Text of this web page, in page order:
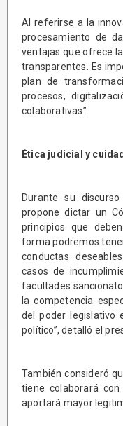
Al referirse a la
procesamiento de
ventajas que ofrece
transparentes. Es
plan de
procesos,
colaborativas”.
Ética judicial y
Durante su
propone dictar un
principios que
forma podremos
conductas
casos de
facultades
la competencia
del poder legislativo
político”, detalló el
También consideró
tiene colaborará
aportará mayor